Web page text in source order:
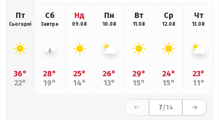
Пт
Сьогодні
36°
22°
Сб
Завтра
28°
19°
Нд
09.08
25°
14°
Пн
10.08
26°
13°
Вт
11.08
29°
15°
Ср
12.08
24°
15°
Чт
13.08
23°
11°
7/14